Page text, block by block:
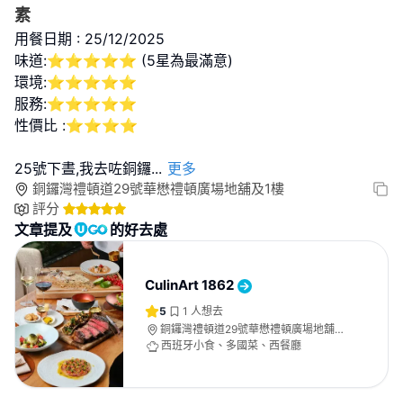
素
用餐日期 : 25/12/2025
味道:⭐⭐⭐⭐⭐ (5星為最滿意)
環境:⭐⭐⭐⭐⭐
服務:⭐⭐⭐⭐⭐
性價比 :⭐⭐⭐⭐
25號下晝,我去咗銅鑼... 更多
銅鑼灣禮頓道29號華懋禮頓廣場地舖及1樓
評分
文章提及 的好去處
CulinArt 1862
5 1 人想去
銅鑼灣禮頓道29號華懋禮頓廣場地舖及
1樓
西班牙小食、多國菜、西餐廳